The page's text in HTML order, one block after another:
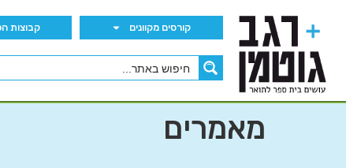
קורסים מקוונים קבוצות הWhatsApp
מאמרים